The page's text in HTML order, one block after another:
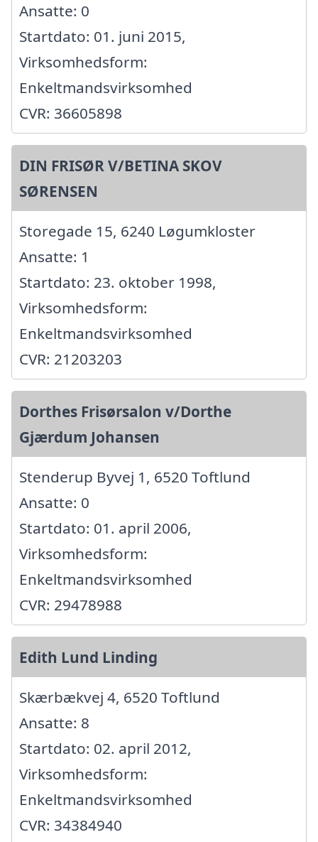
Ansatte: 0
Startdato: 01. juni 2015,
Virksomhedsform:
Enkeltmandsvirksomhed
CVR: 36605898
DIN FRISØR V/BETINA SKOV
SØRENSEN
Storegade 15, 6240 Løgumkloster
Ansatte: 1
Startdato: 23. oktober 1998,
Virksomhedsform:
Enkeltmandsvirksomhed
CVR: 21203203
Dorthes Frisørsalon v/Dorthe
Gjærdum Johansen
Stenderup Byvej 1, 6520 Toftlund
Ansatte: 0
Startdato: 01. april 2006,
Virksomhedsform:
Enkeltmandsvirksomhed
CVR: 29478988
Edith Lund Linding
Skærbækvej 4, 6520 Toftlund
Ansatte: 8
Startdato: 02. april 2012,
Virksomhedsform:
Enkeltmandsvirksomhed
CVR: 34384940